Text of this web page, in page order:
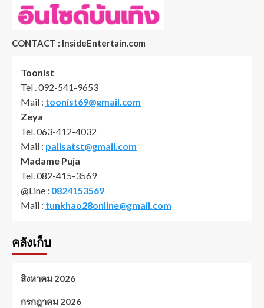
CONTACT : InsideEntertain.com
Toonist
Tel . 092-541-9653
Mail : toonist69@gmail.com
Zeya
Tel. 063-412-4032
Mail : palisatst@gmail.com
Madame Puja
Tel. 082-415-3569
@Line : 0824153569
Mail : tunkhao28online@gmail.com
คลังเก็บ
สิงหาคม 2026
กรกฎาคม 2026